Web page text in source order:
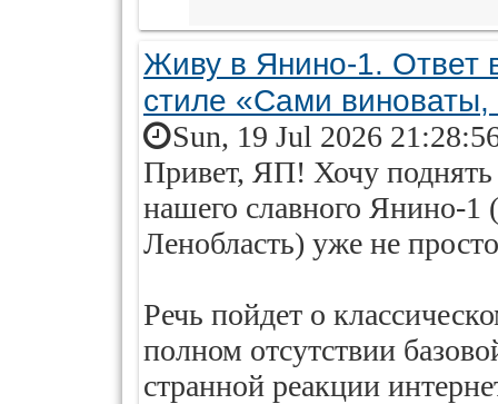
Живу в Янино-1. Ответ
стиле «Сами виноваты,
Sun, 19 Jul 2026
Привет, ЯП! Хочу поднять
нашего славного Янино-1
Ленобласть) уже не
Речь пойдет о
полном отсутствии
странной реакции